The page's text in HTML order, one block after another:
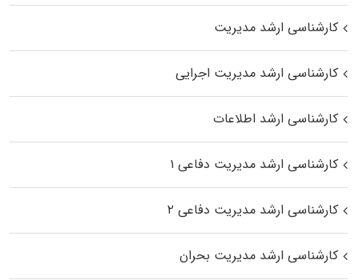
کارشناسی ارشد مدیریت
کارشناسی ارشد مدیریت اجرایی
کارشناسی ارشد اطلاعات
کارشناسی ارشد مدیریت دفاعی ۱
کارشناسی ارشد مدیریت دفاعی ۲
کارشناسی ارشد مدیریت بحران